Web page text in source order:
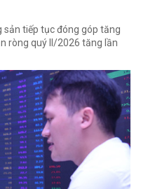
sản tiếp tục đóng góp tăng
ròng quý II/2026 tăng lần